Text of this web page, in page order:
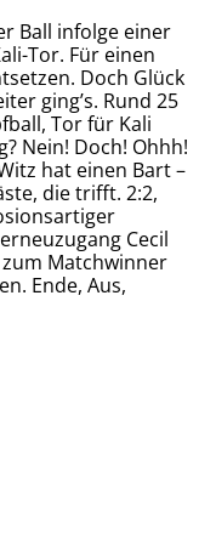
Ball infolge einer
Tor. Für einen
Doch Glück
ging’s. Rund 25
Tor für Kali
Nein! Doch! Ohhh!
hat einen Bart –
die trifft. 2:2,
Cecil
Matchwinner
Ende, Aus,